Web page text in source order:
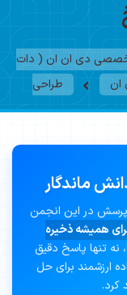
دی ان ان ( دات
ان
طراحی
ماندگار
در این انجمن
همیشه ذخیره
نه تنها پاسخ دقیق
ارزشمند برای حل
کرد.